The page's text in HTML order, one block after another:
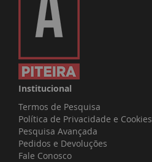
Institucional
Termos de Pesquisa
Política de Privacidade e Cookies
Pesquisa Avançada
Pedidos e Devoluções
Fale Conosco